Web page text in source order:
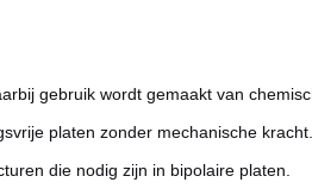
gebruik wordt gemaakt van
platen zonder mechanische
die nodig zijn in bipolaire platen.